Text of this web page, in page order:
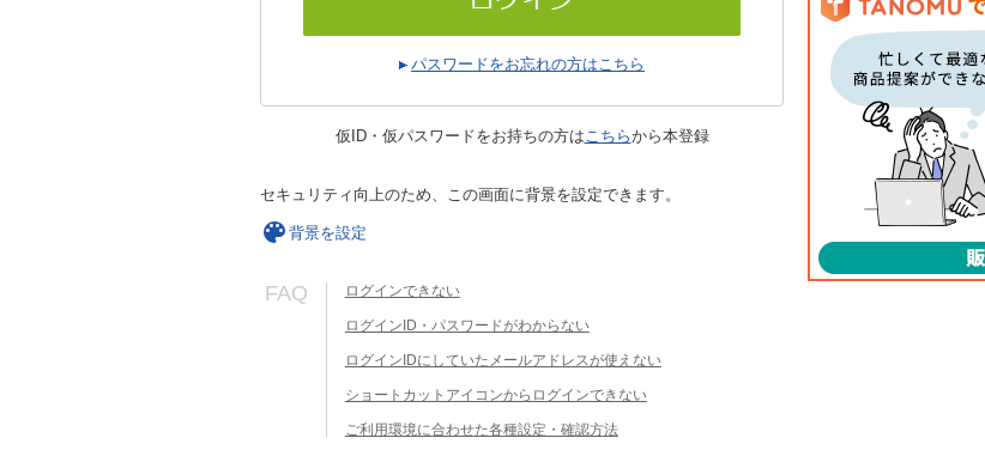
パスワードをお忘れの方はこちら
仮ID・仮パスワードをお持ちの方はこちらから本登録
セキュリティ向上のため、この画面に背景を設定できます。
背景を設定
FAQ ログインできない
ログインID・パスワードがわからない
ログインIDにしていたメールアドレスが使えない
ショートカットアイコンからログインできない
ご利用環境に合わせた各種設定・確認方法